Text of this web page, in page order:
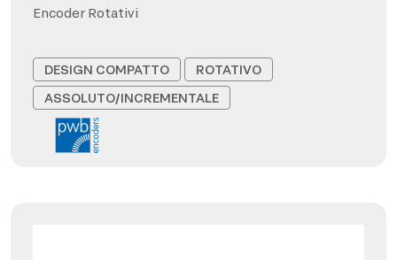
Encoder Rotativi
DESIGN COMPATTO
ROTATIVO
ASSOLUTO/INCREMENTALE